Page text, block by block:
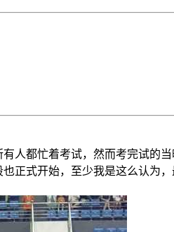
人都忙着考试，然而考完试的
正式开始，至少我是这么认为